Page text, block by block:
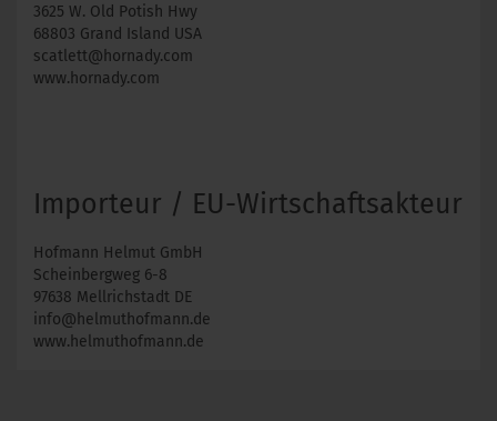
3625 W. Old Potish Hwy
68803 Grand Island USA
scatlett@hornady.com
www.hornady.com
Importeur / EU-Wirtschaftsakteur
Hofmann Helmut GmbH
Scheinbergweg 6-8
97638 Mellrichstadt DE
info@helmuthofmann.de
www.helmuthofmann.de